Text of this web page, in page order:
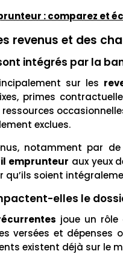
: comparez et
revenus et des
intégrés par la
sur les
primes
ressources
exclues.
notamment par
emprunteur aux yeux
qu’ils soient
elles le
joue un
versées et
existent déjà sur le